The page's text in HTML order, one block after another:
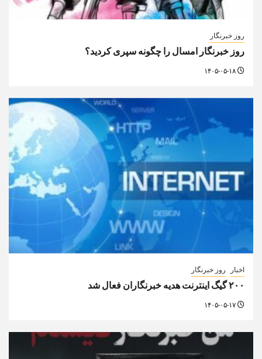
روز خبرنگار
روز خبرنگار امسال را چگونه سپری کردید؟
اخبار روز خبرنگار
۲۰۰ گیگ اینترنت هدیه خبرنگاران فعال شد